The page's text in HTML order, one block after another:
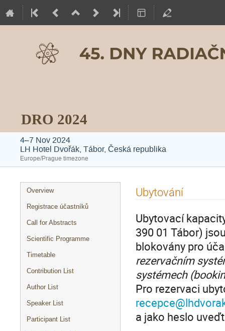
DRO 2024
4–7 Nov 2024
LH Hotel Dvořák, Tábor, Česká republika
Europe/Prague timezone
Event
menu
Overview
Registrace účastníků
Call for Abstracts
Scientific Programme
Timetable
Contribution List
Author List
Speaker List
Participant List
Ubytování
Ubytovací
390 01 Tábor)
blokovány pro
rezervačním
systémech
Pro rezervaci
a jako heslo